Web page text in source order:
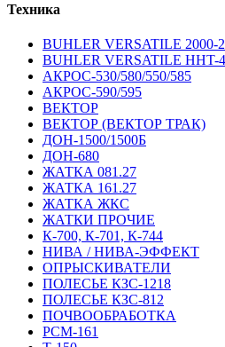
Техника
BUHLER VERSATILE 2000-
BUHLER VERSATILE HHT-
АКРОС-530/580/550/585
АКРОС-590/595
ВЕКТОР
ВЕКТОР (ВЕКТОР ТРАК)
ДОН-1500/1500Б
ДОН-680
ЖАТКА 081.27
ЖАТКА 161.27
ЖАТКА ЖКС
ЖАТКИ ПРОЧИЕ
К-700, К-701, К-744
НИВА / НИВА-ЭФФЕКТ
ОПРЫСКИВАТЕЛИ
ПОЛЕСЬЕ КЗС-1218
ПОЛЕСЬЕ КЗС-812
ПОЧВООБРАБОТКА
РСМ-161